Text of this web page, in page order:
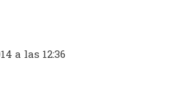
a las 12:36